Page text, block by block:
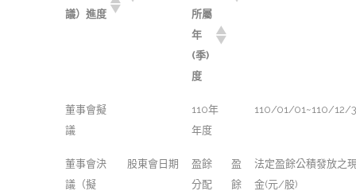
議）進度
所屬
年
(季)
度
董事會擬
議
110年
年度
110/01/01~110/12/
董事會決
議（擬
股東會日期
盈餘
分配
盈
餘
法定盈餘公積發放之
金(元/股)